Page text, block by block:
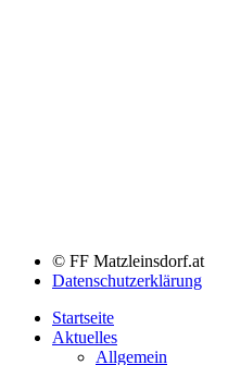
© FF Matzleinsdorf.at
Datenschutzerklärung
Startseite
Aktuelles
Allgemein